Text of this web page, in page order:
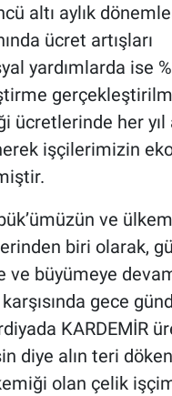
altı aylık
ücret artışları
yardımlarda ise
ücretlerinde her
işçilerimizin
ve
biri olarak,
ve büyümeye
gece
KARDEMİR
diye alın teri
olan çelik